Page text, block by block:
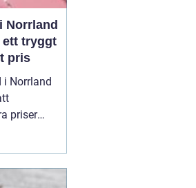
Norrland
ett tryggt
pris
i Norrland
priser
om du
ort i